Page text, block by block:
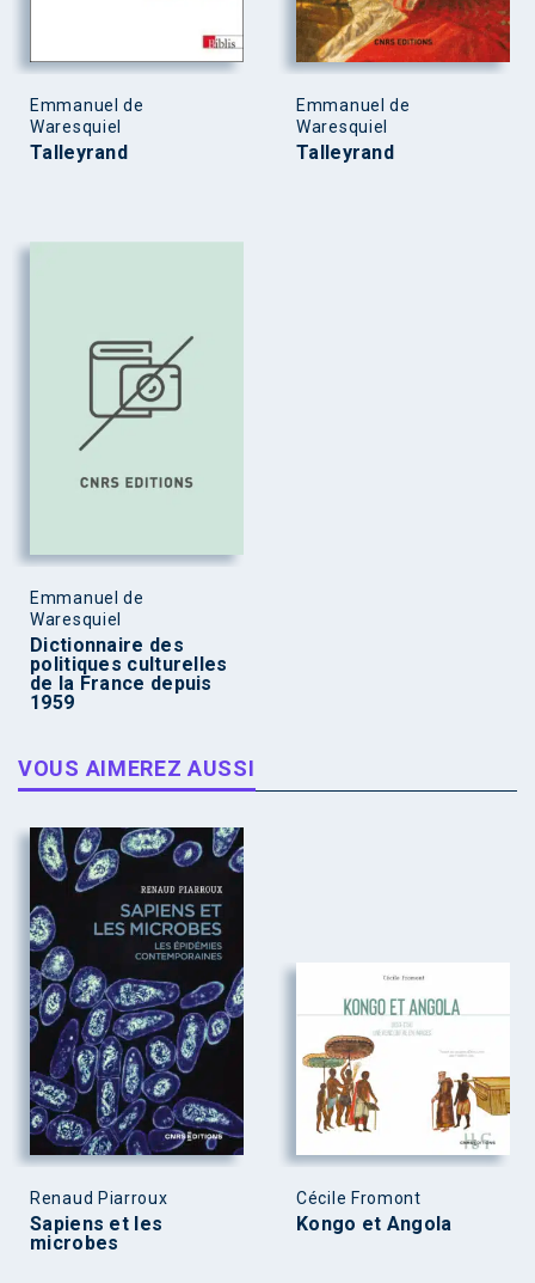
Emmanuel de
Waresquiel
Talleyrand
Emmanuel de
Waresquiel
Talleyrand
Emmanuel de
Waresquiel
Dictionnaire des
politiques culturelles
de la France depuis
1959
VOUS AIMEREZ AUSSI
Renaud Piarroux
Sapiens et les
microbes
Cécile Fromont
Kongo et Angola